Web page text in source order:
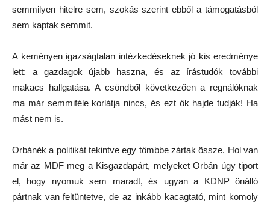
semmilyen hitelre sem, szokás szerint ebből a támogatásból
sem kaptak semmit.
A keményen igazságtalan intézkedéseknek jó kis eredménye
lett: a gazdagok újabb haszna, és az írástudók további
makacs hallgatása. A csöndből következően a regnálóknak
ma már semmiféle korlátja nincs, és ezt ők hajde tudják! Ha
mást nem is.
Orbánék a politikát tekintve egy tömbbe zártak össze. Hol van
már az MDF meg a Kisgazdapárt, melyeket Orbán úgy tiport
el, hogy nyomuk sem maradt, és ugyan a KDNP önálló
pártnak van feltüntetve, de az inkább kacagtató, mint komoly